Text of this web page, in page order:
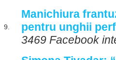
9.
Manichiura
pentru unghii
3469 Facebook